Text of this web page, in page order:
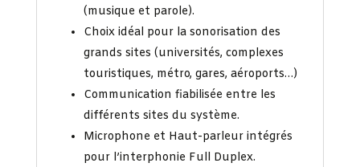
(musique et parole).
Choix idéal pour la sonorisation des
grands sites (universités, complexes
touristiques, métro, gares, aéroports…)
Communication fiabilisée entre les
différents sites du système.
Microphone et Haut-parleur intégrés
pour l’interphonie Full Duplex.